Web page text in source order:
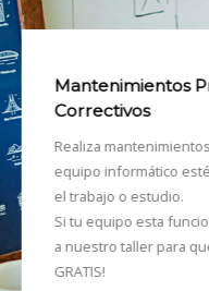
Mantenimientos
Correctivos
Realiza
equipo informático
el trabajo o estudio.
Si tu equipo esta
a nuestro taller para
GRATIS!